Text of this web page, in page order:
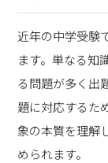
近年の中学受験
ます。単なる知
る問題が多く出
題に対応するた
象の本質を理解
められます。